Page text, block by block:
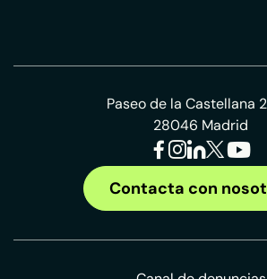
Paseo de la Castellana
28046 Madrid
Contacta con